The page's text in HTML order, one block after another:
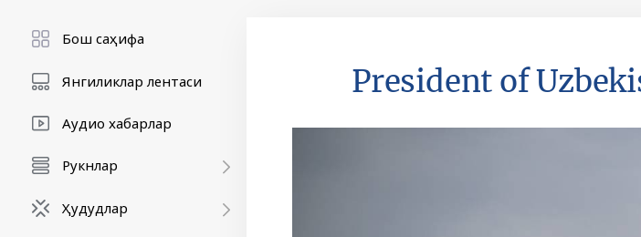
Бош саҳифа
Янгиликлар лентаси
Аудио хабарлар
Рукнлар
Ҳудудлар
President of